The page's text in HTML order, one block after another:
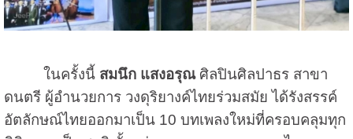
ในครั้งนี้ สมนึก แสงอรุณศิลปินศิลปาธร สาขา
ดนตรี ผู้อำนวยการ วงดุริยางค์ไทยร่วมสมัย ได้รังสรรค์
อัตลักษณ์ไทยออกมาเป็น 10 บทเพลงใหม่ที่ครอบคลุมทุก